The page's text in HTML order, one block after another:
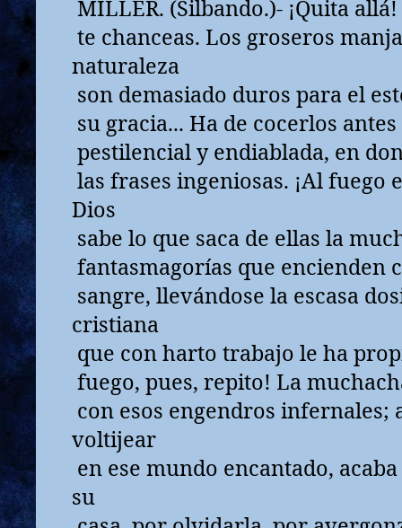
MILLER. (Silbando.)- ¡Quita
te chanceas. Los groseros
naturaleza
son demasiado duros para el
su gracia... Ha de cocerlos
pestilencial y endiablada, en
las frases ingeniosas. ¡Al fuego
Dios
sabe lo que saca de ellas la
fantasmagorías que encienden
sangre, llevándose la escasa
cristiana
que con harto trabajo le ha
fuego, pues, repito! La
con esos engendros infernales;
voltijear
en ese mundo encantado,
su